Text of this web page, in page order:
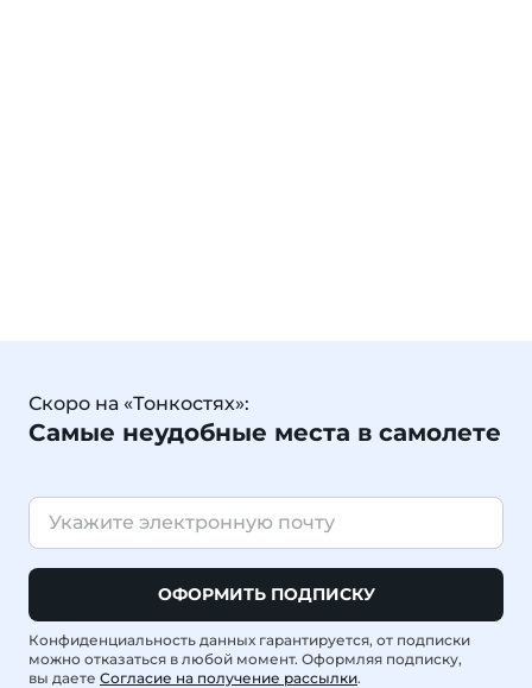
Скоро на «Тонкостях»:
Самые неудобные места в самолете
ОФОРМИТЬ ПОДПИСКУ
Конфиденциальность данных гарантируется, от подписки
можно отказаться в любой момент. Оформляя подписку,
вы даете Согласие на получение рассылки.